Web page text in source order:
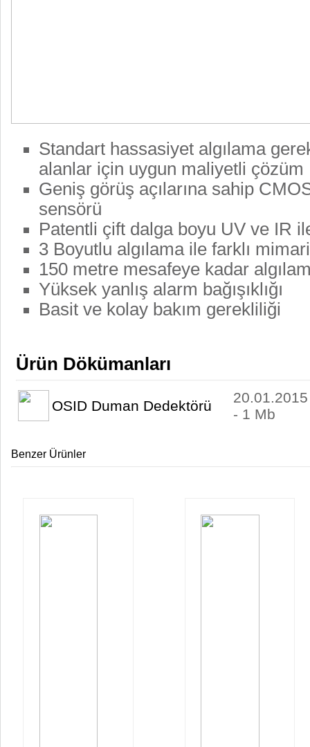
Standart hassasiyet algılama
alanlar için uygun maliyetli çözüm
Geniş görüş açılarına sahip
sensörü
Patentli çift dalga boyu UV ve IR
3 Boyutlu algılama ile farklı
150 metre mesafeye kadar
Yüksek yanlış alarm bağışıklığı
Basit ve kolay bakım gerekliliği
Ürün Dökümanları
OSID Duman Dedektörü
20.01.2015
- 1 Mb
Benzer Ürünler